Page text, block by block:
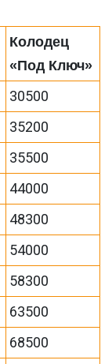
Колодец
«Под Ключ»
30500
35200
35500
44000
48300
54000
58300
63500
68500